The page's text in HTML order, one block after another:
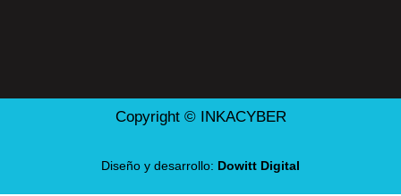
Copyright © INKACYBER
Diseño y desarrollo: Dowitt Digital